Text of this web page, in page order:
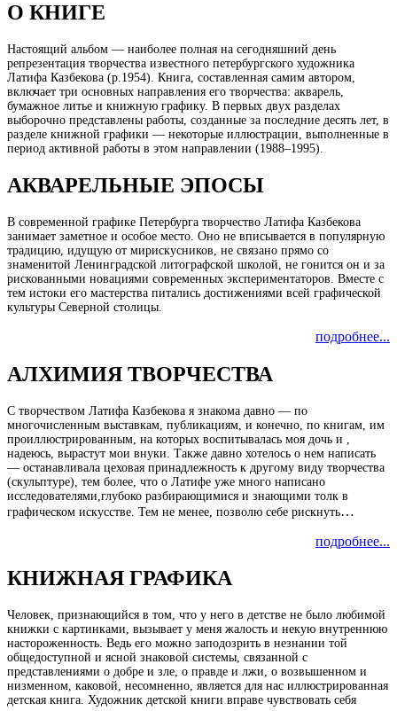
О КНИГЕ
Настоящий альбом — наиболее полная на сегодняшний день
репрезентация творчества известного петербургского художника
Латифа Казбекова (р.1954). Книга, составленная самим автором,
включает три основных направления его творчества: акварель,
бумажное литье и книжную графику. В первых двух разделах
выборочно представлены работы, созданные за последние десять лет, в
разделе книжной графики — некоторые иллюстрации, выполненные в
период активной работы в этом направлении (1988–1995).
АКВАРЕЛЬНЫЕ ЭПОСЫ
В современной графике Петербурга творчество Латифа Казбекова
занимает заметное и особое место. Оно не вписывается в популярную
традицию, идущую от мирискусников, не связано прямо со
знаменитой Ленинградской литографской школой, не гонится он и за
рискованными новациями современных экспериментаторов. Вместе с
тем истоки его мастерства питались достижениями всей графической
культуры Северной столицы.
подробнее...
АЛХИМИЯ ТВОРЧЕСТВА
С творчеством Латифа Казбекова я знакома давно — по
многочисленным выставкам, публикациям, и конечно, по книгам, им
проиллюстрированным, на которых воспитывалась моя дочь и ,
надеюсь, вырастут мои внуки. Также давно хотелось о нем написать
— останавливала цеховая принадлежность к другому виду творчества
(скульптуре), тем более, что о Латифе уже много написано
исследователями,глубоко разбирающимися и знающими толк в
графическом искусстве. Тем не менее, позволю себе рискнуть…
подробнее...
КНИЖНАЯ ГРАФИКА
Человек, признающийся в том, что у него в детстве не было любимой
книжки с картинками, вызывает у меня жалость и некую внутреннюю
настороженность. Ведь его можно заподозрить в незнании той
общедоступной и ясной знаковой системы, связанной с
представлениями о добре и зле, о правде и лжи, о возвышенном и
низменном, каковой, несомненно, является для нас иллюстрированная
детская книга. Художник детской книги вправе чувствовать себя